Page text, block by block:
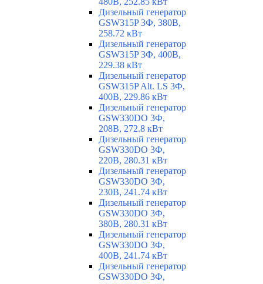
Дизельный генератор
GSW315P 3Ф, 380В,
258.72 кВт
Дизельный генератор
GSW315P 3Ф, 400В,
229.38 кВт
Дизельный генератор
GSW315P Alt. LS 3Ф,
400В, 229.86 кВт
Дизельный генератор
GSW330DO 3Ф,
208В, 272.8 кВт
Дизельный генератор
GSW330DO 3Ф,
220В, 280.31 кВт
Дизельный генератор
GSW330DO 3Ф,
230В, 241.74 кВт
Дизельный генератор
GSW330DO 3Ф,
380В, 280.31 кВт
Дизельный генератор
GSW330DO 3Ф,
400В, 241.74 кВт
Дизельный генератор
GSW330DO 3Ф,